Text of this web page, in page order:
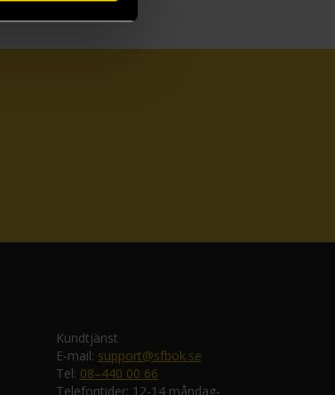
Kundtjänst
E-mail: support@sfbok.se
Tel: 08–440 00 66
Telefontider: 12-14 måndag-